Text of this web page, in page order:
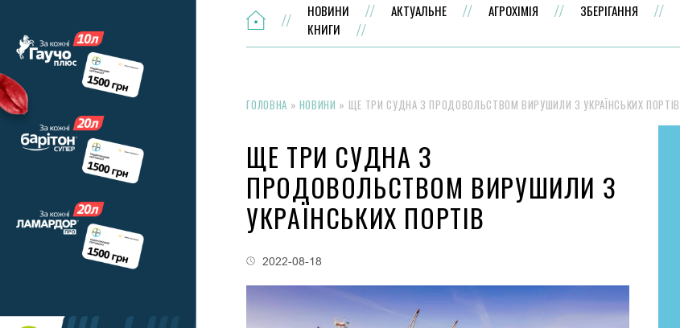
НОВИНИ АКТУАЛЬНЕ АГРОХІМІЯ ЗБЕРІГАННЯ
КНИГИ
ГОЛОВНА » НОВИНИ » ЩЕ ТРИ СУДНА З ПРОДОВОЛЬСТВОМ ВИРУШИЛИ З УКРАЇНСЬКИХ ПОРТІВ
ЩЕ ТРИ СУДНА З
ПРОДОВОЛЬСТВОМ ВИРУШИЛИ З
УКРАЇНСЬКИХ ПОРТІВ
2022-08-18